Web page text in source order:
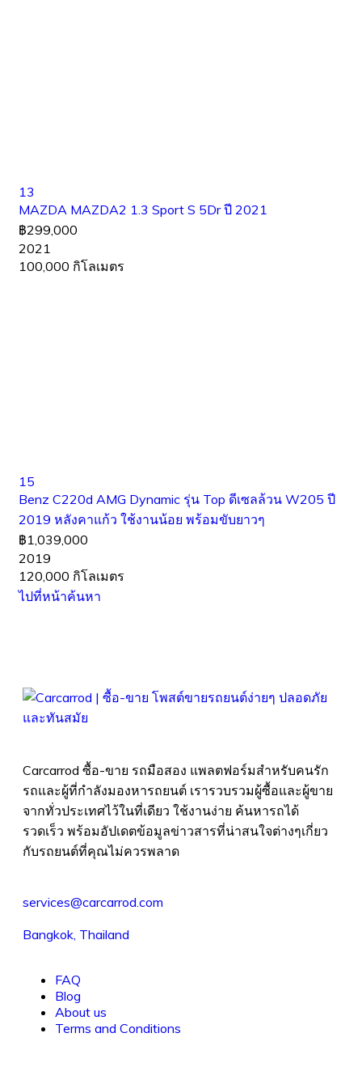
13
MAZDA MAZDA2 1.3 Sport S 5Dr ปี 2021
฿299,000
2021
100,000 กิโลเมตร
15
Benz C220d AMG Dynamic รุ่น Top ดีเซลล้วน W205 ปี
2019 หลังคาแก้ว ใช้งานน้อย พร้อมขับยาวๆ
฿1,039,000
2019
120,000 กิโลเมตร
ไปที่หน้าค้นหา
Carcarrod ซื้อ-ขาย รถมือสอง แพลตฟอร์มสำหรับคนรัก
รถและผู้ที่กำลังมองหารถยนต์ เรารวบรวมผู้ซื้อและผู้ขาย
จากทั่วประเทศไว้ในที่เดียว ใช้งานง่าย ค้นหารถได้
รวดเร็ว พร้อมอัปเดตข้อมูลข่าวสารที่น่าสนใจต่างๆเกี่ยว
กับรถยนต์ที่คุณไม่ควรพลาด
services@carcarrod.com
Bangkok, Thailand
FAQ
Blog
About us
Terms and Conditions